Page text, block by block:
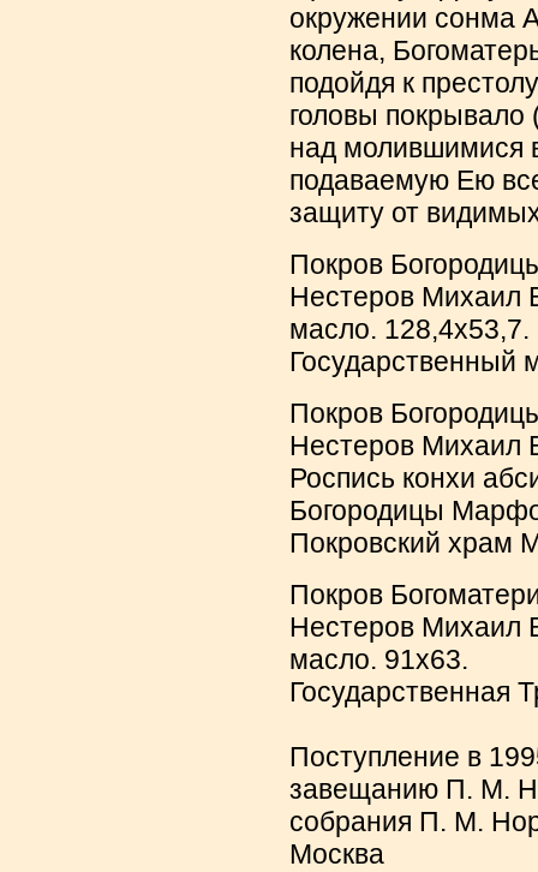
окружении сонма
колена,
подойдя к
головы покрывало
над молившимися
подаваемую Ею
защиту от
Покров
Нестеров Михаил
масло. 128,4х53,7.
Государственный
Покров
Нестеров Михаил
Роспись конхи
Богородицы
Покровский храм
Покров
Нестеров Михаил
масло. 91х63.
Государственная
Поступление в
завещанию П. М.
собрания П. М.
Москва